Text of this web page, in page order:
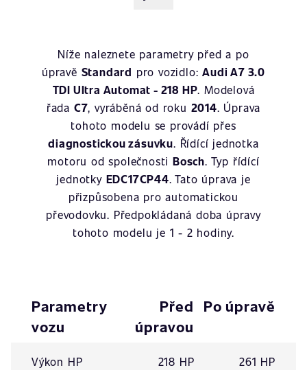
Níže naleznete parametry před a po
úpravě Standard pro vozidlo:Audi A7 3.0
TDI Ultra Automat - 218 HP. Modelová
řada C7, vyráběná od roku 2014. Úprava
tohoto modelu se provádí přes
diagnostickou zásuvku. Řídící jednotka
motoru od společnosti Bosch. Typ řídící
jednotky EDC17CP44. Tato úprava je
přizpůsobena pro automatickou
převodovku. Předpokládaná doba úpravy
tohoto modelu je 1 - 2 hodiny.
Parametry
vozu
Před
úpravou
Po úpravě
Výkon HP 218 HP 261 HP